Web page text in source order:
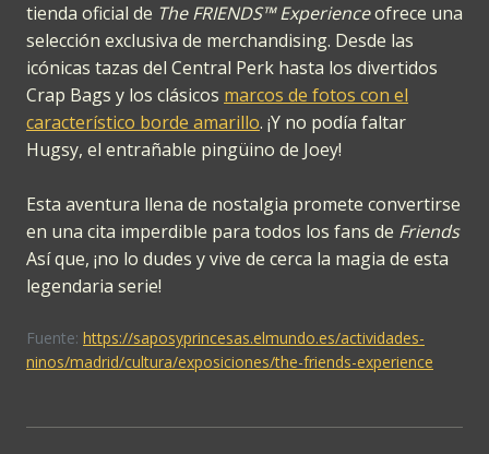
tienda oficial de The FRIENDS™ Experienceofrece una
selección exclusiva de merchandising. Desde las
icónicas tazas del Central Perk hasta los divertidos
Crap Bags y los clásicos marcos de fotos con el
característico borde amarillo. ¡Y no podía faltar
Hugsy, el entrañable pingüino de Joey!
Esta aventura llena de nostalgia promete convertirse
en una cita imperdible para todos los fans de Friends
Así que, ¡no lo dudes y vive de cerca la magia de esta
legendaria serie!
Fuente: https://saposyprincesas.elmundo.es/actividades-
ninos/madrid/cultura/exposiciones/the-friends-experience